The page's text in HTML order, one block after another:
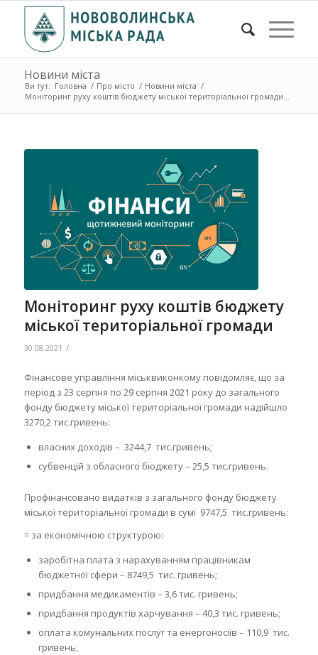
Новини міста
Ви тут: Головна / Про місто / Новини міста /
Моніторинг руху коштів бюджету міської територіальної громади...
Моніторинг руху коштів бюджету
міської територіальної громади
30.08.2021 /
Фінансове управління міськвиконкому повідомляє, що за
період з 23 серпня по 29 серпня 2021 року до загального
фонду бюджету міської територіальної громади надійшло
3270,2 тис.гривень:
власних доходів – 3244,7 тис.гривень;
субвенцій з обласного бюджету – 25,5 тис.гривень.
Профінансовано видатків з загального фонду бюджету
міської територіальної громади в сумі 9747,5 тис.гривень:
= за економічною структурою:
заробітна плата з нарахуванням працівникам
бюджетної сфери – 8749,5 тис. гривень;
придбання медикаментів – 3,6 тис. гривень;
придбання продуктів харчування – 40,3 тис. гривень;
оплата комунальних послуг та енергоносіїв – 110,9 тис.
гривень;